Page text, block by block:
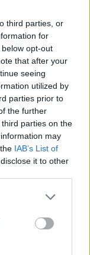
third parties, or
for
opt-out
that after your
seeing
utilized by
parties prior to
the further
parties on the
may
IAB’s List of
it to other
stock de material
Schneider